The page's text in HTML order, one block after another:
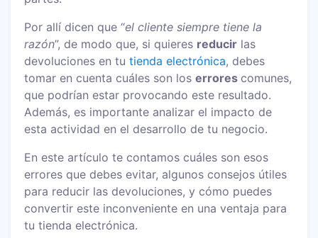
Por allí dicen que “el cliente siempre tiene la
razón”, de modo que, si quieres reducir las
devoluciones en tutienda electrónica, debes
tomar en cuenta cuáles son loserrores comunes,
que podrían estar provocando este resultado.
Además, es importante analizar el impacto de
esta actividad en el desarrollo de tu negocio.
En este artículo te contamos cuáles son esos
errores que debes evitar, algunos consejos útiles
para reducir las devoluciones, y cómo puedes
convertir este inconveniente en una ventaja para
tu tienda electrónica.